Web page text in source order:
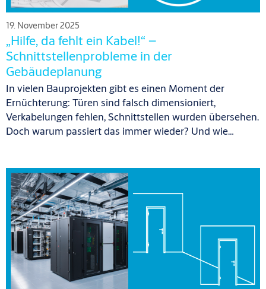
19. November 2025
„Hilfe, da fehlt ein Kabel!“ –
Schnittstellenprobleme in der
Gebäudeplanung
In vielen Bauprojekten gibt es einen Moment der
Ernüchterung: Türen sind falsch dimensioniert,
Verkabelungen fehlen, Schnittstellen wurden übersehen.
Doch warum passiert das immer wieder? Und wie…